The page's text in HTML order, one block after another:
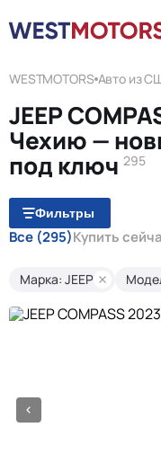
WESTMOTORS Авто из
JEEP
Чехию —
под ключ 295
Фильтры
Все (295)Купить
Марка: JEEP